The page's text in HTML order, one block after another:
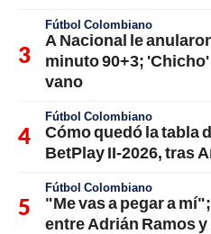
Fútbol Colombiano
A Nacional le
minuto 90+3;
vano
Fútbol Colombiano
Cómo quedó la tabla
BetPlay II-2026, tras
Fútbol Colombiano
"Me vas a pegar a
entre Adrián Ramos